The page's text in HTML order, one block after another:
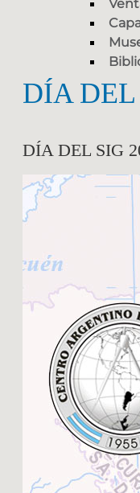
DÍA DEL
DÍA DEL SIG